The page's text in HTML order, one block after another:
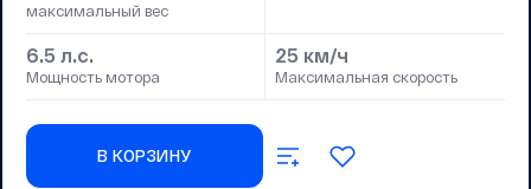
максимальный вес
6.5 л.с.
Мощность мотора
25 км/ч
Максимальная скорость
В КОРЗИНУ